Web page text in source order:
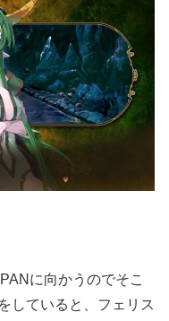
に向かうのでそこ
していると、フェリス